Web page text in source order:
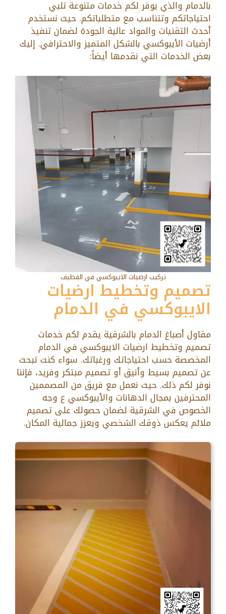
بالدمام والذي يوفر لكم خدمات متنوعة تلبي
احتياجاتكم وتتناسب مع متطلباتكم. حيث نستخدم
أحدث التقنيات والمواد عالية الجودة لضمان تنفيذ
أرضيات الأيبوكسي بالشكل المتميز والاحترافي. إليك
بعض الخدمات التي نقدمها أيضاً:
تركيب ارضيات الايبوكسي في القطيف
تصميم وتخطيط ارضيات
الايبوكسي في الدمام
مقاول أصباغ الدمام بالشرقية يقدم لكم خدمات
تصميم وتخطيط ارضيات الايبوكسي في الدمام
المخصصة حسب احتياجاتك ورغباتك. سواء كنت تبحث
عن تصميم بسيط وأنيق أو تصميم مبتكر وفريد، فإننا
نوفر لكم ذلك. حيث نعمل مع فريق من المصممين
المحترفين بمجال الدهانات والأيبوكسي ع وجه
الخصوص في الشرقية لضمان حصولك على تصميم
ملائم يعكس ذوقك الشخصي ويعزز جمالية المكان.